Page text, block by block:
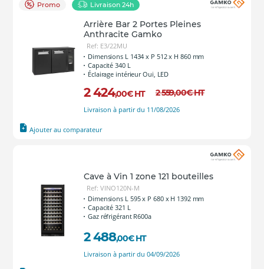
Promo Livraison 24h
Arrière Bar 2 Portes Pleines
Anthracite Gamko
Ref: E3/22MU
Dimensions L 1434 x P 512 x H 860 mm
Capacité 340 L
Éclairage intérieur Oui, LED
2 424,00€ HT 2 559,00€HT
Livraison à partir du 11/08/2026
Ajouter au comparateur
Cave à Vin 1 zone 121 bouteilles
Ref: VINO120N-M
Dimensions L 595 x P 680 x H 1392 mm
Capacité 321 L
Gaz réfrigérant R600a
2 488,00€ HT
Livraison à partir du 04/09/2026